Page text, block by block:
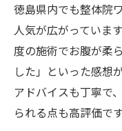
徳島県内でも整体院
人気が広がっていま
度の施術でお腹が柔
した」といった感想
アドバイスも丁寧で
られる点も高評価です